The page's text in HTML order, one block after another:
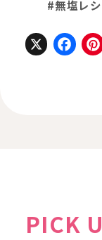
#無塩レ
X
PICK